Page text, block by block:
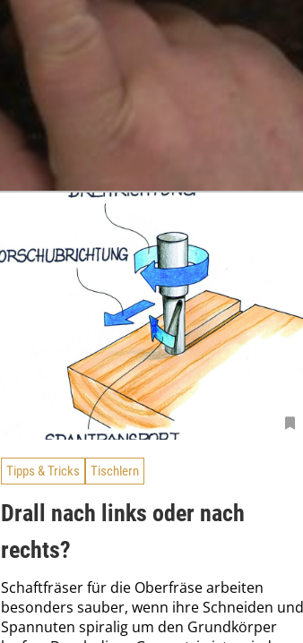
Tipps & Tricks Tischlern
Drall nach links oder nach
rechts?
Schaftfräser für die Oberfräse arbeiten
besonders sauber, wenn ihre Schneiden und
Spannuten spiralig um den Grundkörper